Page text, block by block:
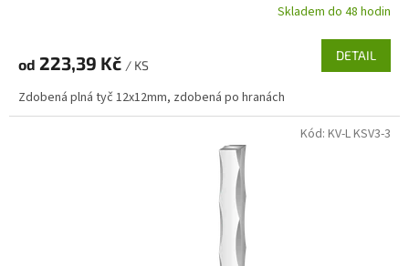
Skladem do 48 hodin
od 223,39 Kč / KS
DETAIL
Zdobená plná tyč 12x12mm, zdobená po hranách
Kód: KV-L KSV3-3